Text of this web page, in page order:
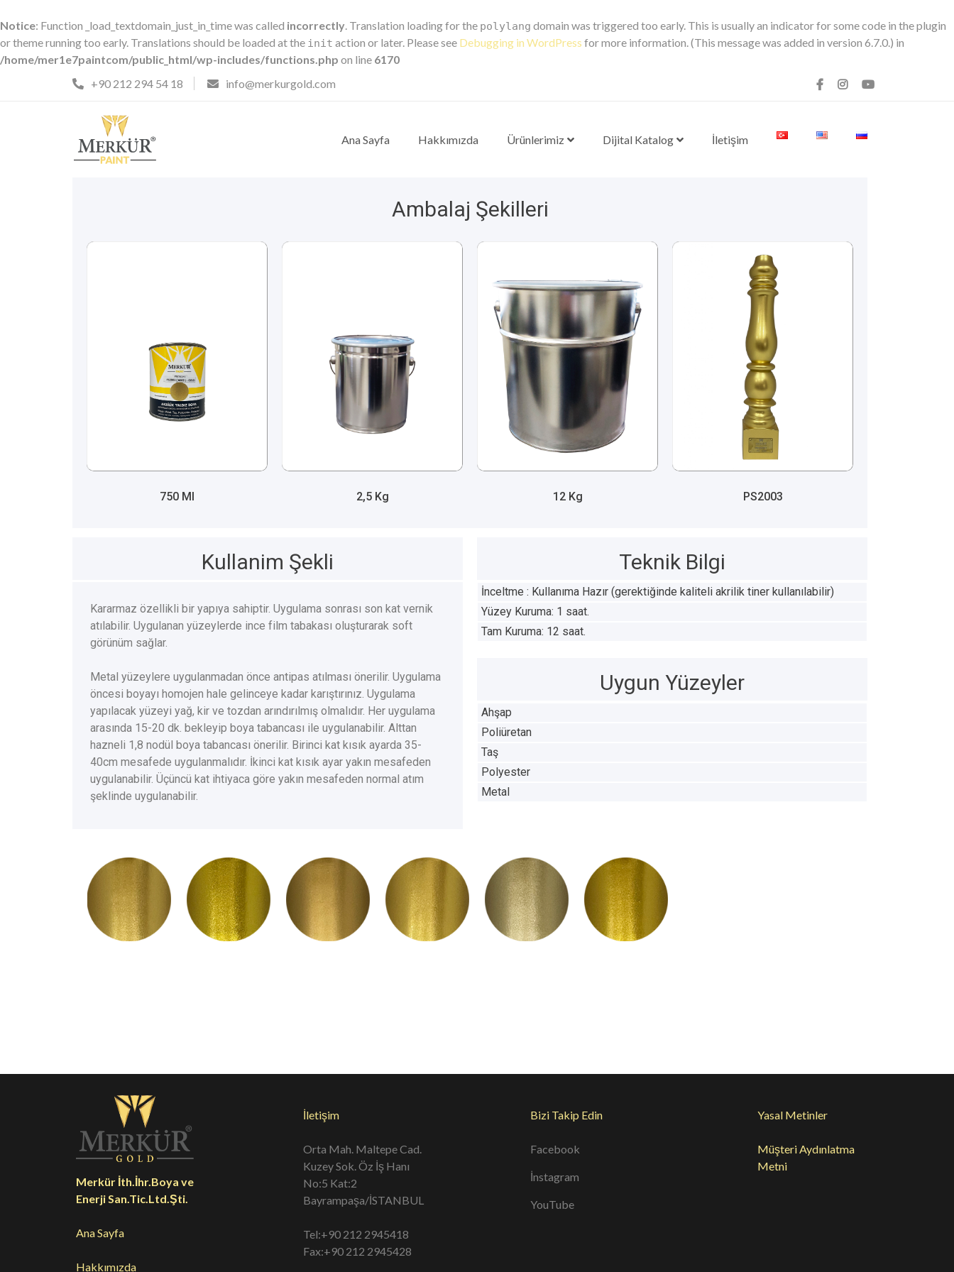
Notice: Function _load_textdomain_just_in_time was called incorrectly. Translation loading for the polylang domain was triggered too early. This is usually an indicator for some code in the plugin
or theme running too early. Translations should be loaded at the init action or later. Please see Debugging in WordPress for more information. (This message was added in version 6.7.0.) in
/home/mer1e7paintcom/public_html/wp-includes/functions.php on line 6170
+90 212 294 54 18
info@merkurgold.com
Ana Sayfa Hakkımızda Ürünlerimiz Dijital Katalog İletişim
Ambalaj Şekilleri
750 Ml 2,5 Kg 12 Kg PS2003
Kullanim Şekli
Kararmaz özellikli bir yapıya sahiptir. Uygulama sonrası son kat vernik
atılabilir. Uygulanan yüzeylerde ince film tabakası oluşturarak soft
görünüm sağlar.
Metal yüzeylere uygulanmadan önce antipas atılması önerilir. Uygulama
öncesi boyayı homojen hale gelinceye kadar karıştırınız. Uygulama
yapılacak yüzeyi yağ, kir ve tozdan arındırılmış olmalıdır. Her uygulama
arasında 15-20 dk. bekleyip boya tabancası ile uygulanabilir. Alttan
hazneli 1,8 nodül boya tabancası önerilir. Birinci kat kısık ayarda 35-
40cm mesafede uygulanmalıdır. İkinci kat kısık ayar yakın mesafeden
uygulanabilir. Üçüncü kat ihtiyaca göre yakın mesafeden normal atım
şeklinde uygulanabilir.
Teknik Bilgi
İnceltme : Kullanıma Hazır (gerektiğinde kaliteli akrilik tiner kullanılabilir)
Yüzey Kuruma: 1 saat.
Tam Kuruma: 12 saat.
Uygun Yüzeyler
Ahşap
Poliüretan
Taş
Polyester
Metal
PS2000 PS2001 PS2002 PS2003 PS2004 PS2005
Merkür İth.İhr.Boya ve
Enerji San.Tic.Ltd.Şti.
Ana Sayfa
Hakkımızda
İletişim
Orta Mah. Maltepe Cad.
Kuzey Sok. Öz İş Hanı
No:5 Kat:2
Bayrampaşa/İSTANBUL
Tel:+90 212 2945418
Fax:+90 212 2945428
Bizi Takip Edin
Facebook
İnstagram
YouTube
Yasal Metinler
Müşteri Aydınlatma
Metni